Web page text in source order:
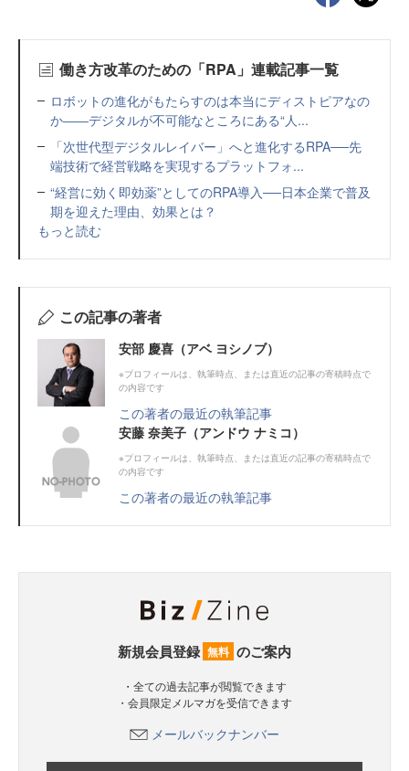
働き方改革のための「RPA」連載記事一覧
ロボットの進化がもたらすのは本当にディストピアなの
か――デジタルが不可能なところにある“人...
「次世代型デジタルレイバー」へと進化するRPA──先
端技術で経営戦略を実現するプラットフォ...
“経営に効く即効薬”としてのRPA導入──日本企業で普及
期を迎えた理由、効果とは？
もっと読む
この記事の著者
安部 慶喜（アベ ヨシノブ）
※プロフィールは、執筆時点、または直近の記事の寄稿時点で
の内容です
この著者の最近の執筆記事
安藤 奈美子（アンドウ ナミコ）
※プロフィールは、執筆時点、または直近の記事の寄稿時点で
の内容です
この著者の最近の執筆記事
新規会員登録 無料 のご案内
・全ての過去記事が閲覧できます
・会員限定メルマガを受信できます
メールバックナンバー